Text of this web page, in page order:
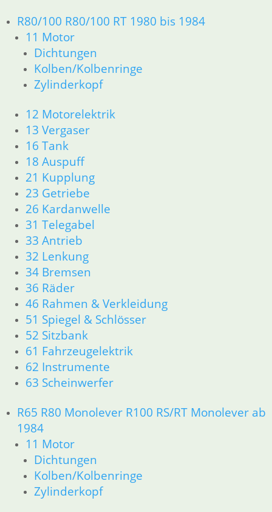
R80/100 R80/100 RT 1980 bis 1984
11 Motor
Dichtungen
Kolben/Kolbenringe
Zylinderkopf
12 Motorelektrik
13 Vergaser
16 Tank
18 Auspuff
21 Kupplung
23 Getriebe
26 Kardanwelle
31 Telegabel
33 Antrieb
32 Lenkung
34 Bremsen
36 Räder
46 Rahmen & Verkleidung
51 Spiegel & Schlösser
52 Sitzbank
61 Fahrzeugelektrik
62 Instrumente
63 Scheinwerfer
R65 R80 Monolever R100 RS/RT Monolever ab
1984
11 Motor
Dichtungen
Kolben/Kolbenringe
Zylinderkopf